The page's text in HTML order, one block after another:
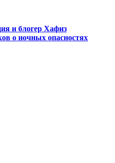
и блогер Хафиз
о ночных опасностях